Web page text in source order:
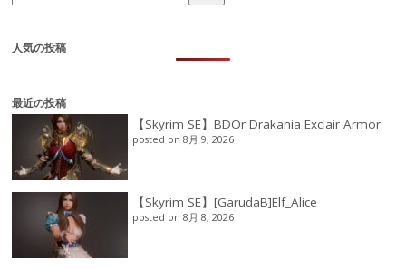
人気の投稿
最近の投稿
【Skyrim SE】BDOr Drakania Exclair Armor
posted on 8月 9, 2026
【Skyrim SE】[GarudaB]Elf_Alice
posted on 8月 8, 2026